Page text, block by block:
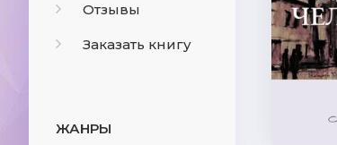
Отзывы
Заказать книгу
ЖАНРЫ